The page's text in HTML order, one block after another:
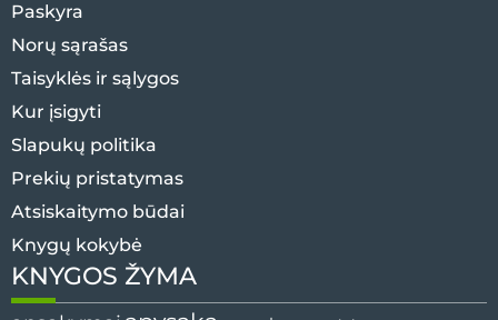
Paskyra
Norų sąrašas
Taisyklės ir sąlygos
Kur įsigyti
Slapukų politika
Prekių pristatymas
Atsiskaitymo būdai
Knygų kokybė
KNYGOS ŽYMA